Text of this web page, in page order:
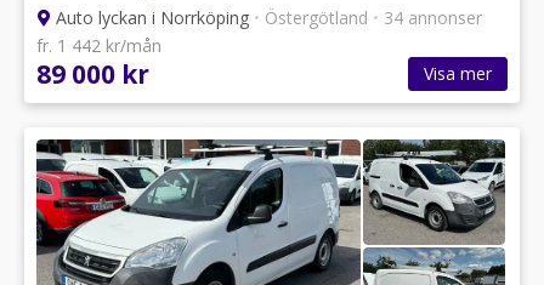
Auto lyckan i Norrköping • Östergötland • 34 annonser
fr. 1 442 kr/mån
89 000 kr Visa mer